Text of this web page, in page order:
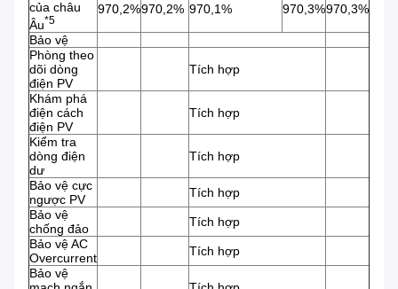
của châu
Âu*5
970,2%970,2% 970,1% 970,3%970,3%
Bảo vệ
Phòng theo
dõi dòng
điện PV
Tích hợp
Khám phá
điện cách
điện PV
Tích hợp
Kiểm tra
dòng điện
dư
Tích hợp
Bảo vệ cực
ngược PV
Tích hợp
Bảo vệ
chống đảo
Tích hợp
Bảo vệ AC
Overcurrent
Tích hợp
Bảo vệ